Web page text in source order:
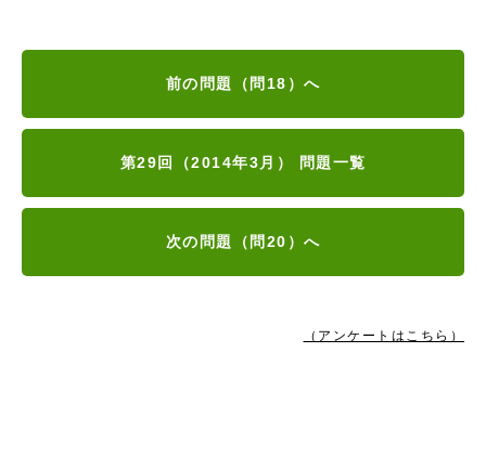
前の問題（問18）へ
第29回（2014年3月） 問題一覧
次の問題（問20）へ
（アンケートはこちら）